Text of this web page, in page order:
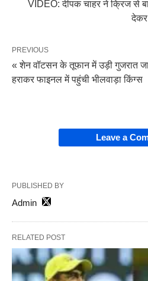
VIDEO: दीपक चाहर ने क्रिज से
PREVIOUS
« शेन वॉटसन के तूफान में उड़ी गुजरात
हराकर फाइनल में पहुंची भीलवाड़ा किंग्स
Leave a
PUBLISHED BY
Admin
RELATED POST